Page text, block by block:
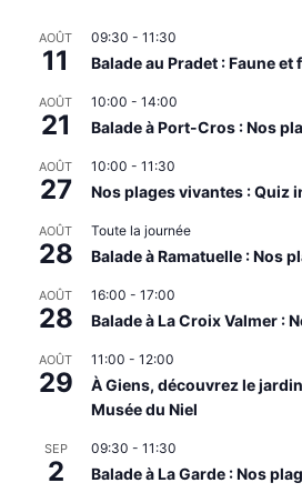
AOÛT
11
09:30 - 11:30
Balade au Pradet : Faune et
AOÛT
21
10:00 - 14:00
Balade à Port-Cros : Nos
AOÛT
27
10:00 - 11:30
Nos plages vivantes : Quiz
AOÛT
28
Toute la journée
Balade à Ramatuelle : Nos
AOÛT
28
16:00 - 17:00
Balade à La Croix Valmer :
AOÛT
29
11:00 - 12:00
À Giens, découvrez le
Musée du Niel
SEP
2
09:30 - 11:30
Balade à La Garde : Nos